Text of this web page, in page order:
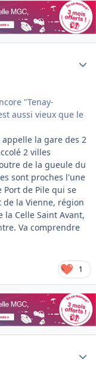
"Tenay-
aussi vieux que le
la gare des 2
2 villes
de la gueule du
sont proches l'une
Port de Pile qui se
la Vienne, région
la Celle Saint Avant,
Va comprendre
1